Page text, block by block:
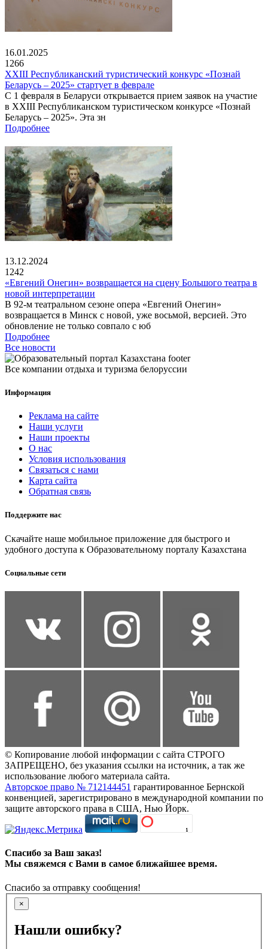
16.01.2025
1266
XXIII Республиканский туристический конкурс «Познай
Беларусь – 2025» стартует в феврале
С 1 февраля в Беларуси открывается прием заявок на участие
в XXIII Республиканском туристическом конкурсе «Познай
Беларусь – 2025». Эта зн
Подробнее
13.12.2024
1242
«Евгений Онегин» возвращается на сцену Большого театра в
новой интерпретации
В 92-м театральном сезоне опера «Евгений Онегин»
возвращается в Минск с новой, уже восьмой, версией. Это
обновление не только совпало с юб
Подробнее
Все новости
Все компании отдыха и туризма белоруссии
Информация
Реклама на сайте
Наши услуги
Наши проекты
О нас
Условия использования
Связаться с нами
Карта сайта
Обратная связь
Поддержите нас
Скачайте наше мобильное приложение для быстрого и
удобного доступа к Образовательному порталу Казахстана
Социальные сети
© Копирование любой информации с сайта СТРОГО
ЗАПРЕЩЕНО, без указания ссылки на источник, а так же
использование любого материала сайта.
Авторское право № 712144451 гарантированное Бернской
конвенцией, зарегистрировано в международной компании по
защите авторского права в США, Нью Йорк.
Спасибо за Ваш заказ!
Мы свяжемся с Вами в самое ближайшее время.
Спасибо за отправку сообщения!
×
Нашли ошибку?